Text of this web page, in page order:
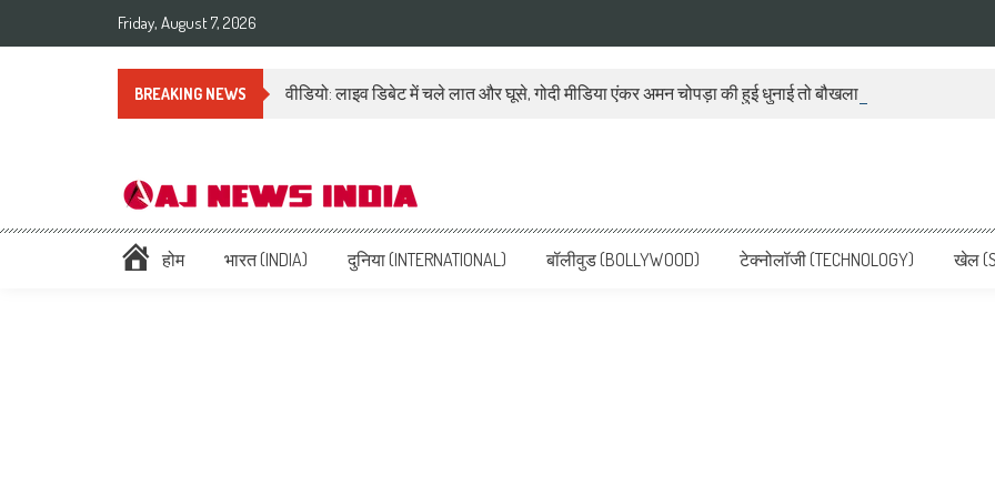
Friday, August 7, 2026
BREAKING NEWS वीडियो: लाइव डिबेट में चले लात और घूसे, गोदी मीडिया एंकर अमन चोपड़ा की हुई धुनाई तो बौखला गया बीजेपी प्रवक्ता
AAJ News India – Hindi News, Latest News in Hindi, Breaking
Hindi News: हिन्दी समाचार (Hindi News), Latest इंडिया न्यूज़ Headlines live, पढ़ें देश और दुनिया की ताजा ख़बरें
होम भारत (INDIA) दुनिया (INTERNATIONAL) बॉलीवुड (BOLLYWOOD) टेक्नोलॉजी (TECHNOLOGY) खेल